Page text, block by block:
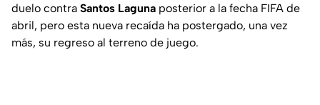
duelo contra Santos Laguna posterior a la fecha FIFA de
abril, pero esta nueva recaída ha postergado, una vez
más, su regreso al terreno de juego.